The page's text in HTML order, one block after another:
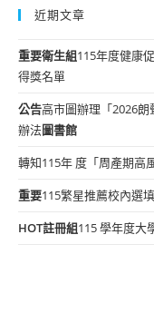
近期文章
重要衛生組115年度健康
得獎名單
公告高市圖辦理「2026
辦法圖書館
轉知115年 度「周產期高
重要115繁星推薦校內選
HOT註冊組115 學年度大